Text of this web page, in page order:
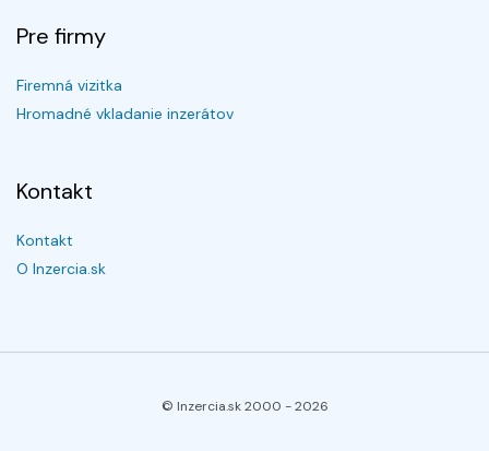
Pre firmy
Firemná vizitka
Hromadné vkladanie inzerátov
Kontakt
Kontakt
O Inzercia.sk
© Inzercia.sk 2000 -2026